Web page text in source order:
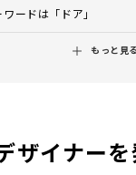
ードは「ドア」
もっと見る
ザイナー